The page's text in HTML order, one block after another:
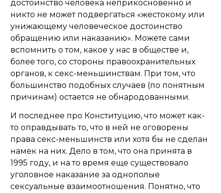
достоинство человека неприкосновенно и
никто не может подвергаться «жестокому или
унижающему человеческое достоинство
обращению или наказанию». Можете сами
вспомнить о том, какое у нас в обществе и,
более того, со стороны правоохранительных
органов, к секс-меньшинствам. При том, что
большинство подобных случаев (по понятным
причинам) остается не обнародованными.
И последнее про Конституцию, что может как-
то оправдывать то, что в ней не оговорены
права секс-меньшинств или хотя бы не сделан
намек на них. Дело в том, что она принята в
1995 году, и на то время еще существовало
уголовное наказание за однополые
сексуальные взаимоотношения. Понятно, что